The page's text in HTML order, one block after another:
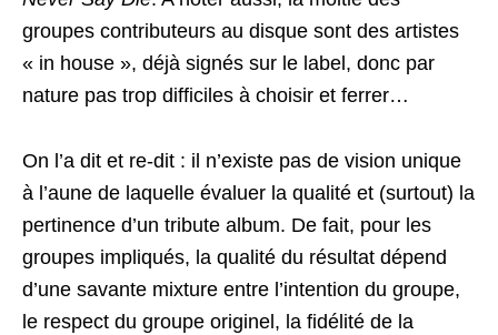
groupes contributeurs au disque sont des artistes
« in house », déjà signés sur le label, donc par
nature pas trop difficiles à choisir et ferrer…
On l’a dit et re-dit : il n’existe pas de vision unique
à l’aune de laquelle évaluer la qualité et (surtout) la
pertinence d’un tribute album. De fait, pour les
groupes impliqués, la qualité du résultat dépend
d’une savante mixture entre l’intention du groupe,
le respect du groupe originel, la fidélité de la